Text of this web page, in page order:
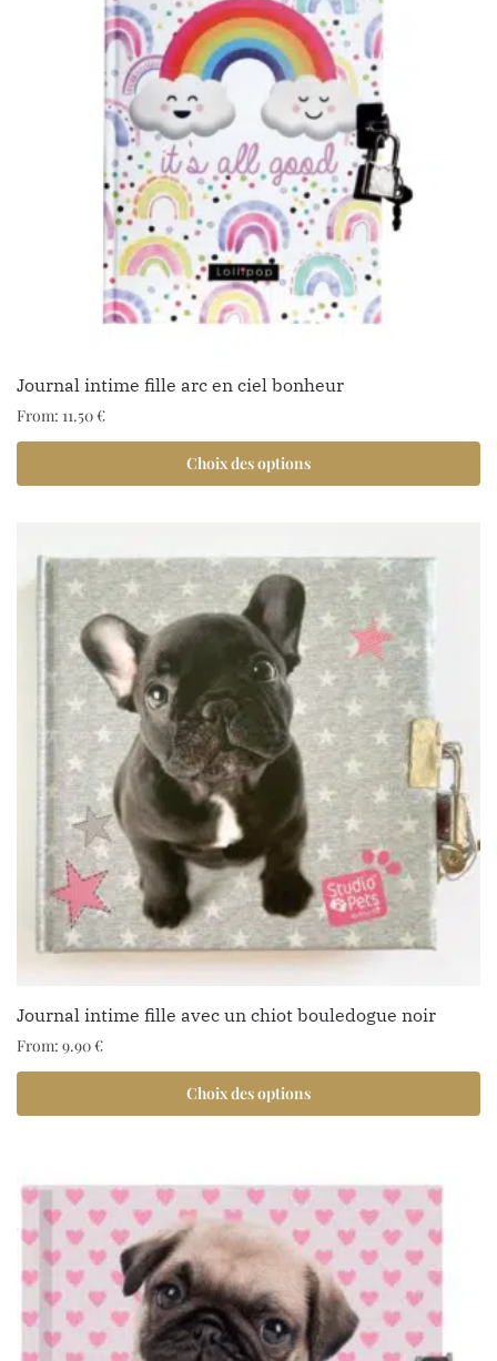
1 avis
Journal intime fille arc en ciel bonheur
From: 11.50€
Choix des options
Journal intime fille avec un chiot bouledogue noir
From: 9.90€
Choix des options